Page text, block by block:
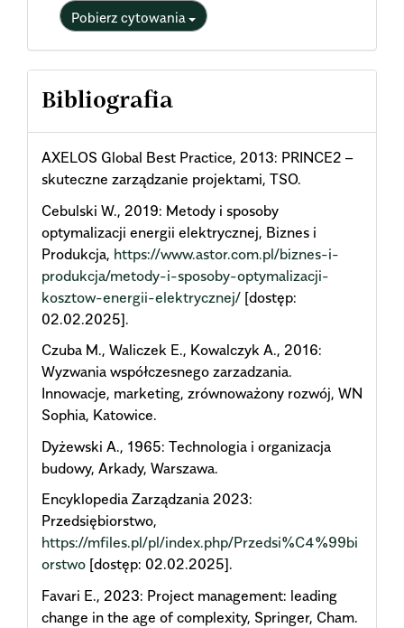
Pobierz cytowania
Bibliografia
AXELOS Global Best Practice, 2013: PRINCE2 –
skuteczne zarządzanie projektami, TSO.
Cebulski W., 2019: Metody i sposoby
optymalizacji energii elektrycznej, Biznes i
Produkcja, https://www.astor.com.pl/biznes-i-
produkcja/metody-i-sposoby-optymalizacji-
kosztow-energii-elektrycznej/ [dostęp:
02.02.2025].
Czuba M., Waliczek E., Kowalczyk A., 2016:
Wyzwania współczesnego zarzadzania.
Innowacje, marketing, zrównoważony rozwój, WN
Sophia, Katowice.
Dyżewski A., 1965: Technologia i organizacja
budowy, Arkady, Warszawa.
Encyklopedia Zarządzania 2023:
Przedsiębiorstwo,
https://mfiles.pl/pl/index.php/Przedsi%C4%99bi
orstwo [dostęp: 02.02.2025].
Favari E., 2023: Project management: leading
change in the age of complexity, Springer, Cham.